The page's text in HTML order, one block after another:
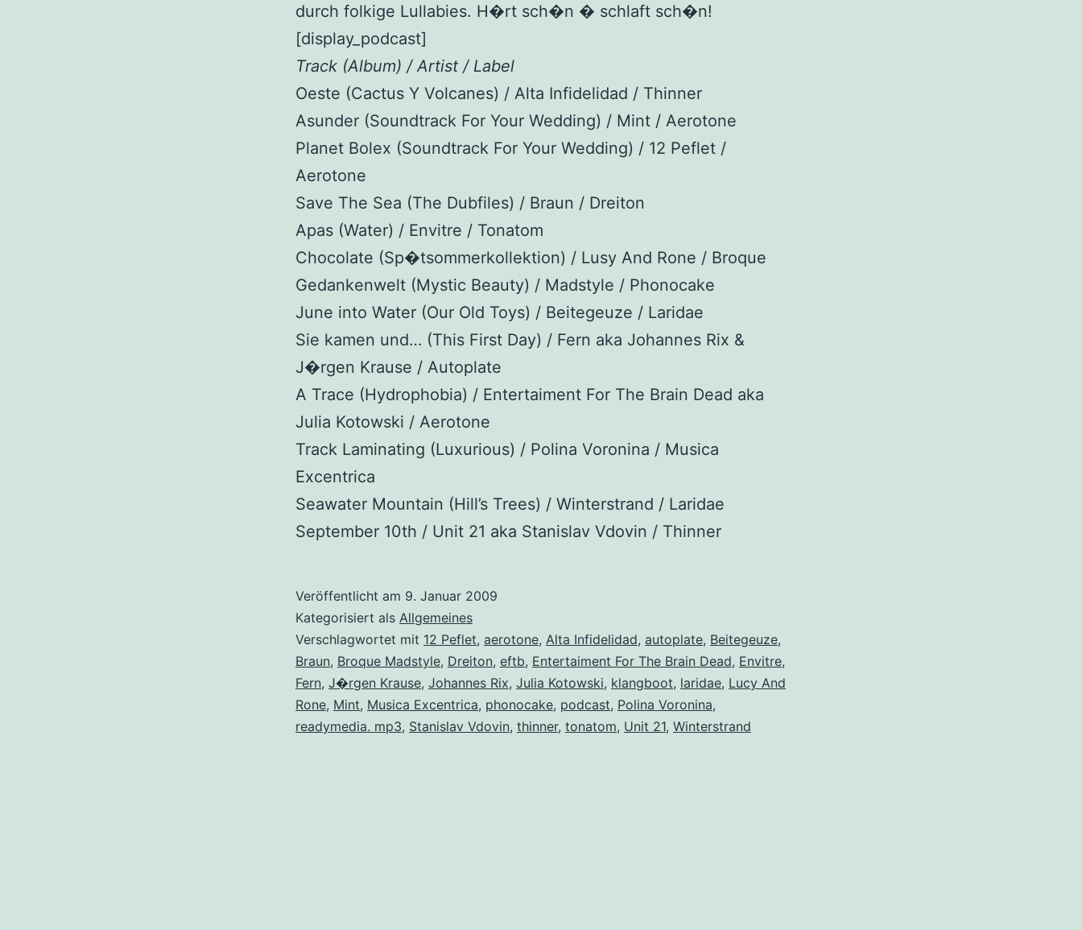
durch folkige Lullabies. H�rt sch�n � schlaft sch�n!
[display_podcast]
Track (Album) / Artist / Label
Oeste (Cactus Y Volcanes) / Alta Infidelidad / Thinner
Asunder (Soundtrack For Your Wedding) / Mint / Aerotone
Planet Bolex (Soundtrack For Your Wedding) / 12 Peflet /
Aerotone
Save The Sea (The Dubfiles) / Braun / Dreiton
Apas (Water) / Envitre / Tonatom
Chocolate (Sp�tsommerkollektion) / Lusy And Rone / Broque
Gedankenwelt (Mystic Beauty) / Madstyle / Phonocake
June into Water (Our Old Toys) / Beitegeuze / Laridae
Sie kamen und… (This First Day) / Fern aka Johannes Rix &
J�rgen Krause / Autoplate
A Trace (Hydrophobia) / Entertaiment For The Brain Dead aka
Julia Kotowski / Aerotone
Track Laminating (Luxurious) / Polina Voronina / Musica
Excentrica
Seawater Mountain (Hill’s Trees) / Winterstrand / Laridae
September 10th / Unit 21 aka Stanislav Vdovin / Thinner
Veröffentlicht am 9. Januar 2009
Kategorisiert als Allgemeines
Verschlagwortet mit 12 Peflet, aerotone, Alta Infidelidad, autoplate, Beitegeuze,
Braun, Broque Madstyle, Dreiton, eftb, Entertaiment For The Brain Dead, Envitre,
Fern, J�rgen Krause, Johannes Rix, Julia Kotowski, klangboot, laridae, Lucy And
Rone, Mint, Musica Excentrica, phonocake, podcast, Polina Voronina,
readymedia. mp3, Stanislav Vdovin, thinner, tonatom, Unit 21, Winterstrand